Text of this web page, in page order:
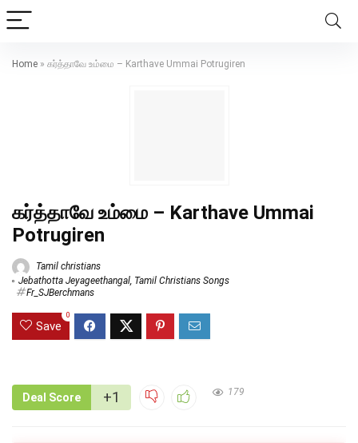
Home » கர்த்தாவே உம்மை – Karthave Ummai Potrugiren
கர்த்தாவே உம்மை – Karthave Ummai
Potrugiren
Tamil christians
Jebathotta Jeyageethangal, Tamil Christians Songs
Fr_SJBerchmans
Save
0
Deal Score +1 179